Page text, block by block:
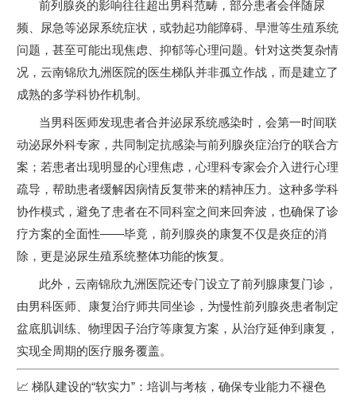
前列腺炎的影响往往超出男科范畴，部分患者会伴随尿
频、尿急等泌尿系统症状，或勃起功能障碍、早泄等生殖系统
问题，甚至可能出现焦虑、抑郁等心理问题。针对这类复杂情
况，云南锦欣九洲医院的医生梯队并非孤立作战，而是建立了
成熟的多学科协作机制。
当男科医师发现患者合并泌尿系统感染时，会第一时间联
动泌尿外科专家，共同制定抗感染与前列腺炎症治疗的联合方
案；若患者出现明显的心理焦虑，心理科专家会介入进行心理
疏导，帮助患者缓解因病情反复带来的精神压力。这种多学科
协作模式，避免了患者在不同科室之间来回奔波，也确保了诊
疗方案的全面性——毕竟，前列腺炎的康复不仅是炎症的消
除，更是泌尿生殖系统整体功能的恢复。
此外，云南锦欣九洲医院还专门设立了前列腺康复门诊，
由男科医师、康复治疗师共同坐诊，为慢性前列腺炎患者制定
盆底肌训练、物理因子治疗等康复方案，从治疗延伸到康复，
实现全周期的医疗服务覆盖。
📈 梯队建设的“软实力”：培训与考核，确保专业能力不褪色